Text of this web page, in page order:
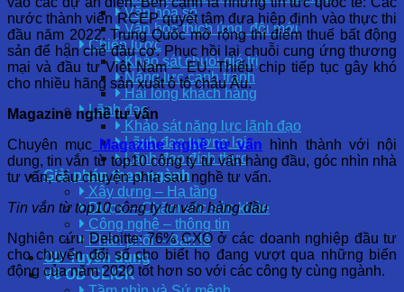
Văn hóa số
Văn hóa thích ứng, đổi mới
Chiến lược
Khảo sát chuỗi giá trị
Năng lực cạnh tranh
Hài lòng khách hàng
Lãnh đạo
Khảo sát năng lực lãnh đạo
Lãnh đạo tương lai
Lãnh đạo đích thực
Giải pháp theo ngành
Xây dựng – Hạ tầng
Dược – Chăm sóc sức khỏe
Công nghệ – thông tin
Phân phối – Bán lẻ
OD Tuyển dụng
Về OD CLICK
nước thành viên RCEP quyết tâm đưa hiệp định vào thực thi
đầu năm 2022. Trung Quốc mở rộng thí điểm thuế bất động
sản để hạn chế đầu cơ. Phục hồi lại chuỗi cung ứng thương
mại và đầu tư Việt Nam – EU. Thiếu chip tiếp tục gây khó
cho nhiều hãng sản xuất ô tô châu Âu.
Magazine nghề tư vấn
Chuyên mục Magazine nghề tư vấn hình thành với nội
dung, tin vắn từ top10 công ty tư vấn hàng đầu, góc nhìn nhà
tư vấn, câu chuyện phía sau nghề tư vấn.
Tin vắn từ top10 công ty tư vấn hàng đầu
Nghiên cứu Deloitte: 76% CXO ở các doanh nghiệp đầu tư
cho chuyển đổi số cho biết họ đang vượt qua những biến
động của năm 2020 tốt hơn so với các công ty cùng ngành.